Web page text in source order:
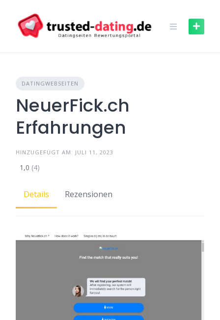
content
DATINGWEBSEITEN
NeuerFick.ch
Erfahrungen
HINZUGEFÜGT AM: JULI 11, 2023
1,0 (4)
Details Rezensionen